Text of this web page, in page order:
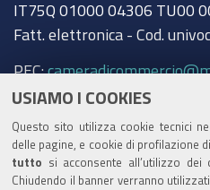
USIAMO I COOKIES
Questo sito utilizza cookie tecnici
delle pagine, e cookie di profilazione
tutto si acconsente all’utilizzo dei
Chiudendo il banner verranno
IT75Q 01000 04306 TU00
Fatt. elettronica - Cod.
PEC:
Trasparenza
Amministrazione
Albo Camerale